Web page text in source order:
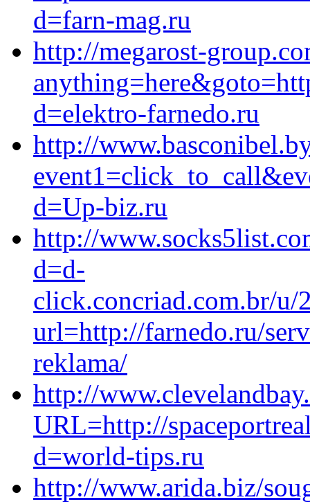
d=farn-mag.ru
http://megarost-
d=elektro-farnedo.ru
http://
d=Up-biz.ru
http://
d=d-
click.concriad.com.br/u/
url=http://farnedo.ru/
reklama/
http://
URL=http://
d=world-tips.ru
http://www.arida.biz/